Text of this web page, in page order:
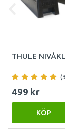
THULE
499 kr
KÖP